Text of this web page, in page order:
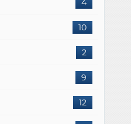
4
10
2
9
12